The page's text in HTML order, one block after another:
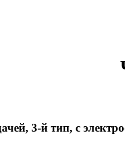
3-й тип, с